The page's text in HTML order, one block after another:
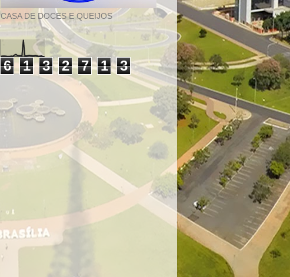
CASA DE DOCES E QUEIJOS
6 1 3 2 7 1 3